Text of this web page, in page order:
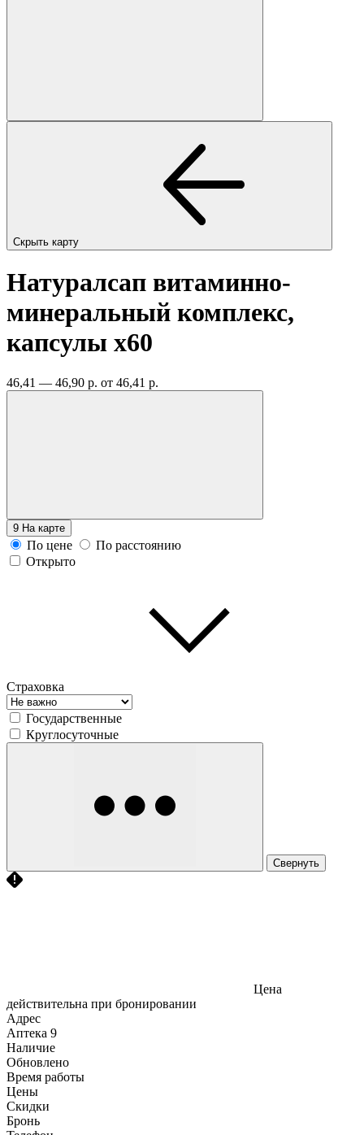
Скрыть карту
Натуралсап витаминно-
минеральный комплекс,
капсулы x60
46,41 — 46,90 р. от 46,41 р.
9 На карте
По цене
По расстоянию
Открыто
Страховка
Государственные
Круглосуточные
Свернуть
Цена
действительна при бронировании
Адрес
Аптека 9
Наличие
Обновлено
Время работы
Цены
Скидки
Бронь